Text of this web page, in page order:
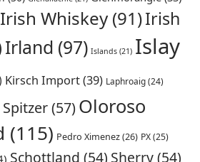
Irish Whiskey(91)Irish
Irland (97) Islands(21) Islay
Kirsch Import(39) Laphroaig(24)
(57)Oloroso
(115) Pedro Ximenez(26) PX(25)
Schottland (54) Sherry(54)